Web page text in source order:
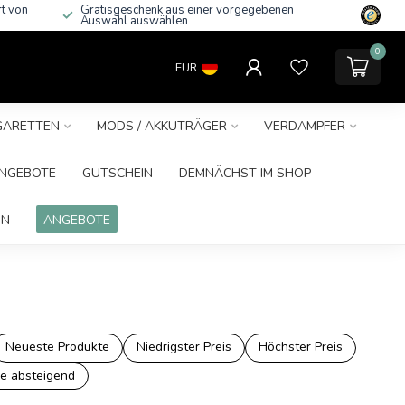
von Gratisgeschenk aus einer vorgegebenen
Auswahl auswählen
EUR
0
MODS / AKKUTRÄGER VERDAMPFER
GUTSCHEIN DEMNÄCHST IM SHOP
ANGEBOTE
Neueste Produkte Niedrigster Preis
Höchster Preis
absteigend